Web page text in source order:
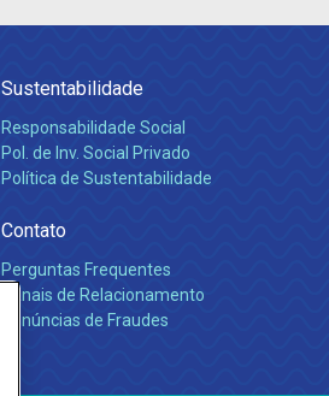
Sustentabilidade
Responsabilidade Social
Pol. de Inv. Social Privado
Política de Sustentabilidade
Contato
Perguntas Frequentes
Canais de Relacionamento
Denúncias de Fraudes